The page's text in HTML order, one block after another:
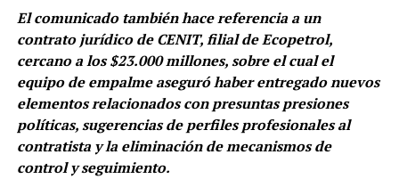
El comunicado también hace referencia a un
contrato jurídico de CENIT, filial de Ecopetrol,
cercano a los $23.000 millones, sobre el cual el
equipo de empalme aseguró haber entregado nuevos
elementos relacionados con presuntas presiones
políticas, sugerencias de perfiles profesionales al
contratista y la eliminación de mecanismos de
control y seguimiento.